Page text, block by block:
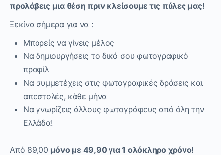
προλάβεις μια θέση πριν κλείσουμε τις πύλες μας!
Ξεκίνα σήμερα για να :
Μπορείς να γίνεις μέλος
Να δημιουργήσεις το δικό σου φωτογραφικό
προφίλ
Να συμμετέχεις στις φωτογραφικές δράσεις και
αποστολές, κάθε μήνα
Να γνωρίζεις άλλους φωτογράφους από όλη την
Ελλάδα!
Από 89,00 μόνο με 49,90 για 1 ολόκληρο χρόνο!